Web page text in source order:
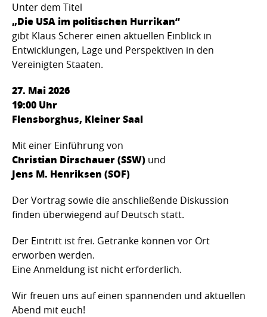
Unter dem Titel
„Die USA im politischen Hurrikan“
gibt Klaus Scherer einen aktuellen Einblick in
Entwicklungen, Lage und Perspektiven in den
Vereinigten Staaten.
27. Mai 2026
19:00 Uhr
Flensborghus, Kleiner Saal
Mit einer Einführung von
Christian Dirschauer (SSW) und
Jens M. Henriksen (SOF)
Der Vortrag sowie die anschließende Diskussion
finden überwiegend auf Deutsch statt.
Der Eintritt ist frei. Getränke können vor Ort
erworben werden.
Eine Anmeldung ist nicht erforderlich.
Wir freuen uns auf einen spannenden und aktuellen
Abend mit euch!